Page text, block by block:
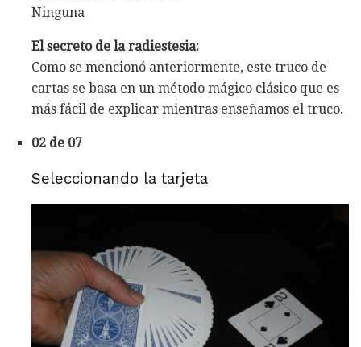
Ninguna
El secreto de la radiestesia:
Como se mencionó anteriormente, este truco de
cartas se basa en un método mágico clásico que es
más fácil de explicar mientras enseñamos el truco.
02 de 07
Seleccionando la tarjeta